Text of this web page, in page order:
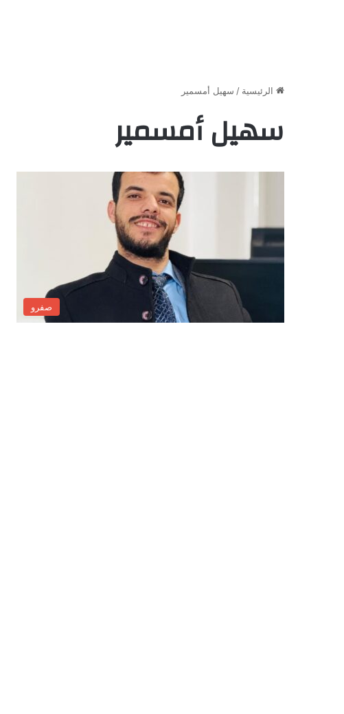
الرئيسية / سهيل أمسمير
سهيل أمسمير
صفرو